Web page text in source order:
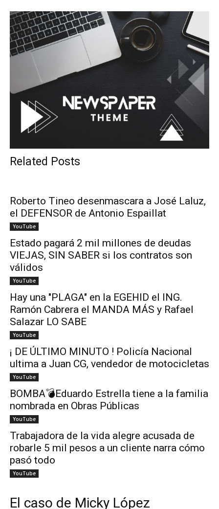
Related Posts
Roberto Tineo desenmascara a José Laluz,
el DEFENSOR de Antonio Espaillat
YouTube
Estado pagará 2 mil millones de deudas
VIEJAS, SIN SABER si los contratos son
válidos
YouTube
Hay una "PLAGA" en la EGEHID el ING.
Ramón Cabrera el MANDA MÁS y Rafael
Salazar LO SABE
YouTube
¡ DE ÚLTIMO MINUTO ! Policía Nacional
ultima a Juan CG, vendedor de motocicletas
YouTube
BOMBA💣Eduardo Estrella tiene a la familia
nombrada en Obras Públicas
YouTube
Trabajadora de la vida alegre acusada de
robarle 5 mil pesos a un cliente narra cómo
pasó todo
YouTube
El caso de Micky López